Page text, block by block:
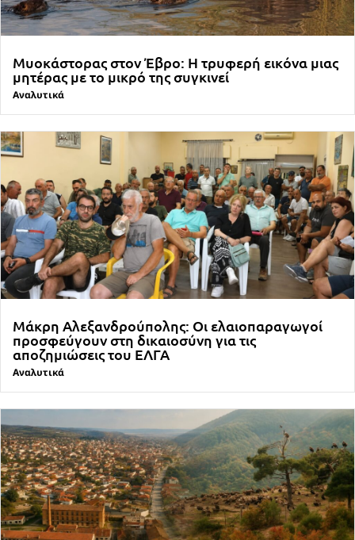
Μυοκάστορας στον Έβρο: Η τρυφερή εικόνα μιας
μητέρας με το μικρό της συγκινεί
Αναλυτικά
Μάκρη Αλεξανδρούπολης: Οι ελαιοπαραγωγοί
προσφεύγουν στη δικαιοσύνη για τις
αποζημιώσεις του ΕΛΓΑ
Αναλυτικά